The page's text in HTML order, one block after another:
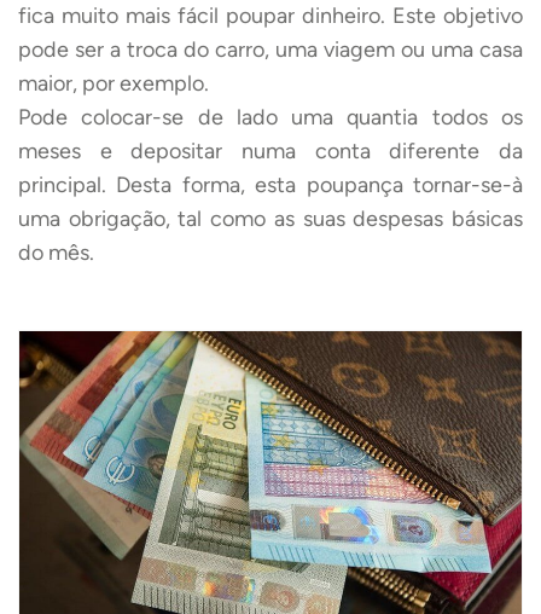
fica muito mais fácil poupar dinheiro. Este objetivo
pode ser a troca do carro, uma viagem ou uma casa
maior, por exemplo.
Pode colocar-se de lado uma quantia todos os
meses e depositar numa conta diferente da
principal. Desta forma, esta poupança tornar-se-à
uma obrigação, tal como as suas despesas básicas
do mês.